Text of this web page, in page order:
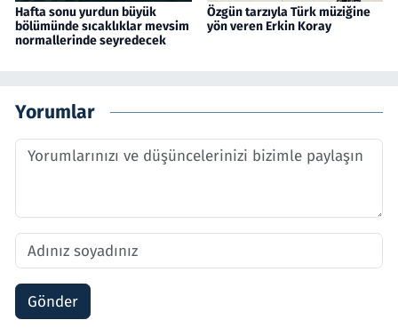
Hafta sonu yurdun büyük
bölümünde sıcaklıklar mevsim
normallerinde seyredecek
Özgün tarzıyla Türk müziğine
yön veren Erkin Koray
Yorumlar
Gönder